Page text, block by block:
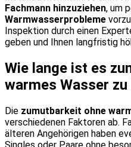
Fachmann hinzuziehen, um
Warmwasserprobleme
Inspektion durch einen
geben und Ihnen langfristig
Wie lange ist es
warmes Wasser zu
Die zumutbarkeit ohne
verschiedenen Faktoren ab.
älteren Angehörigen haben